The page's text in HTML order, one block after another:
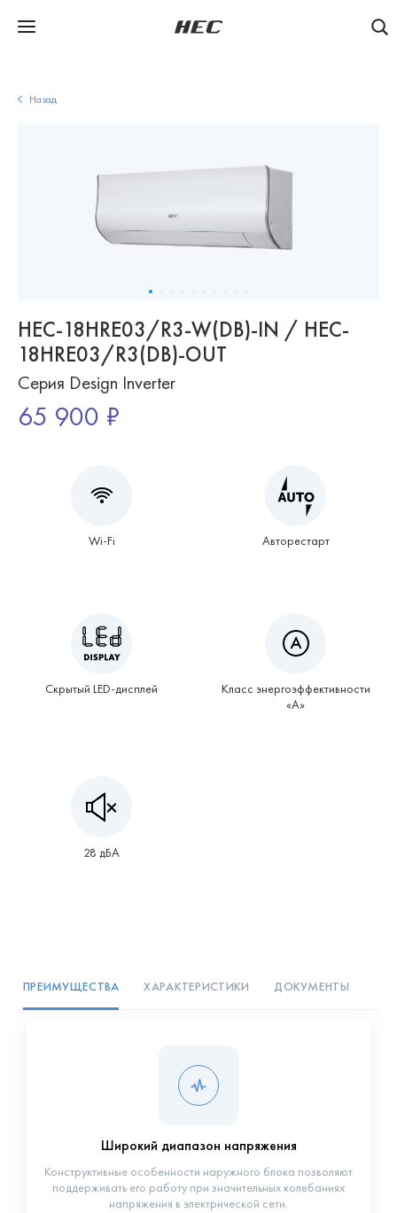
Назад
HEC-18HRE03/R3-W(DB)-IN / HEC-
18HRE03/R3(DB)-OUT
Серия Design Inverter
65 900 ₽
Wi-Fi Авторестарт
Скрытый LED-дисплей
Класс энергоэффективности
«А»
28 дБА
ПРЕИМУЩЕСТВА ХАРАКТЕРИСТИКИ ДОКУМЕНТЫ
Широкий диапазон напряжения
Конструктивные особенности наружного блока позволяют
поддерживать его работу при значительных колебаниях
напряжения в электрической сети.